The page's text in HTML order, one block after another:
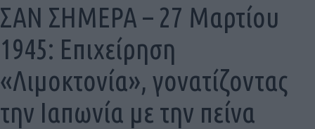
ΣΑΝ ΣΗΜΕΡΑ – 27 Μαρτίου
1945: Επιχείρηση
«Λιμοκτονία», γονατίζοντας
την Ιαπωνία με την πείνα